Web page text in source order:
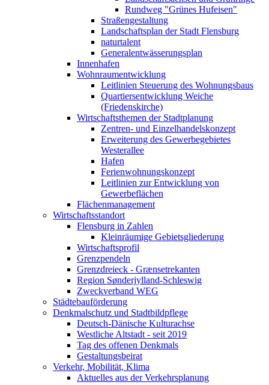
Rundweg "Grünes Hufeisen"
Straßengestaltung
Landschaftsplan der Stadt Flensburg
naturtalent
Generalentwässerungsplan
Innenhafen
Wohnraumentwicklung
Leitlinien Steuerung des Wohnungsbaus
Quartiersentwicklung Weiche
(Friedenskirche)
Wirtschaftsthemen der Stadtplanung
Zentren- und Einzelhandelskonzept
Erweiterung des Gewerbegebietes
Westerallee
Hafen
Ferienwohnungskonzept
Leitlinien zur Entwicklung von
Gewerbeflächen
Flächenmanagement
Wirtschaftsstandort
Flensburg in Zahlen
Kleinräumige Gebietsgliederung
Wirtschaftsprofil
Grenzpendeln
Grenzdreieck - Grænsetrekanten
Region Sønderjylland-Schleswig
Zweckverband WEG
Städtebauförderung
Denkmalschutz und Stadtbildpflege
Deutsch-Dänische Kulturachse
Westliche Altstadt - seit 2019
Tag des offenen Denkmals
Gestaltungsbeirat
Verkehr, Mobilität, Klima
Aktuelles aus der Verkehrsplanung